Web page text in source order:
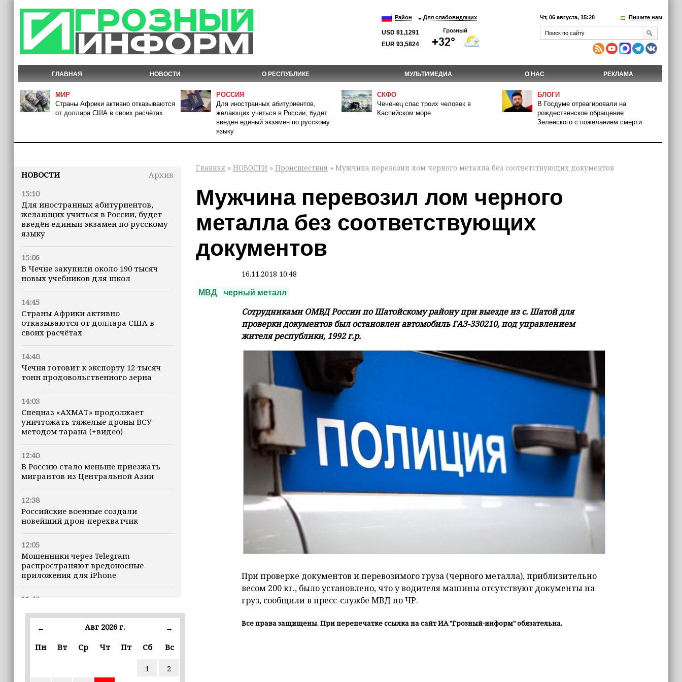
Район Для слабовидящих
USD 81,1291
EUR 93,5824
Чт, 06 августа, 15:28 Пишите нам
ГЛАВНАЯ НОВОСТИ О РЕСПУБЛИКЕ МУЛЬТИМЕДИА О НАС РЕКЛАМА
МИР
Страны Африки активно отказываются
от доллара США в своих расчётах
РОССИЯ
Для иностранных абитуриентов,
желающих учиться в России, будет
введён единый экзамен по русскому
языку
СКФО
Чеченец спас троих человек в
Каспийском море
БЛОГИ
В Госдуме отреагировали на
рождественское обращение
Зеленского с пожеланием смерти
НОВОСТИ
Архив
15:10
Для иностранных абитуриентов,
желающих учиться в России, будет
введён единый экзамен по русскому
языку
15:06
В Чечне закупили около 190 тысяч
новых учебников для школ
14:45
Страны Африки активно
отказываются от доллара США в
своих расчётах
14:40
Чечня готовит к экспорту 12 тысяч
тонн продовольственного зерна
14:03
Спецназ «АХМАТ» продолжает
уничтожать тяжелые дроны ВСУ
методом тарана (+видео)
12:40
В Россию стало меньше приезжать
мигрантов из Центральной Азии
12:38
Российские военные создали
новейший дрон-перехватчик
12:05
Мошенники через Telegram
распространяют вредоносные
приложения для iPhone
11:46
документов для регистрации
кандидатов в Госдуму
11:35
Назван неожиданный способ снизить
← Авг 2026 г.
→
Пн
Вт Ср Чт Пт Сб Вс
1
2
Главная » НОВОСТИ » Происшествия » Мужчина перевозил лом черного металла без соответствующих документов
Мужчина перевозил лом черного
металла без соответствующих
документов
16.11.2018 10:48
МВД черный металл
Сотрудниками ОМВД России по Шатойскому району при выезде из с. Шатой для
проверки документов был остановлен автомобиль ГАЗ-330210, под управлением
жителя республики, 1992 г.р.
При проверке документов и перевозимого груза (черного металла), приблизительно
весом 200 кг., было установлено, что у водителя машины отсутствуют документы на
груз, сообщили в пресс-службе МВД по ЧР.
Все права защищены. При перепечатке ссылка на сайт ИА "Грозный-информ" обязательна.